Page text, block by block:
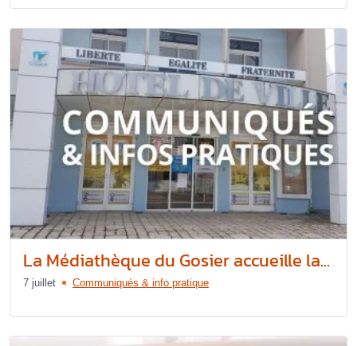
La Médiathèque du Gosier accueille la...
7 juillet Communiqués & info pratique